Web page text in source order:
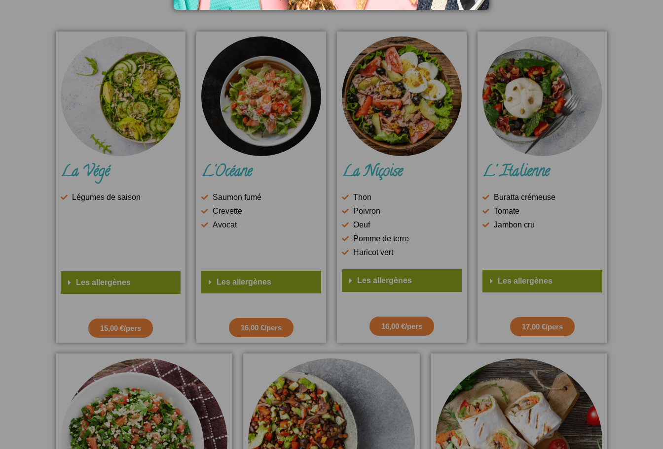
La Végé
Légumes de saison
Les allergènes
15,00 €/pers
L'Océane
Saumon fumé
Crevette
Avocat
Les allergènes
16,00 €/pers
La Niçoise
Thon
Poivron
Oeuf
Pomme de terre
Haricot vert
Les allergènes
16,00 €/pers
L' Italienne
Buratta crémeuse
Tomate
Jambon cru
Les allergènes
17,00 €/pers